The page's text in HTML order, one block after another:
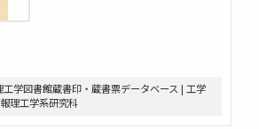
学図書館蔵書印・蔵書票データベース | 工学
理工学系研究科